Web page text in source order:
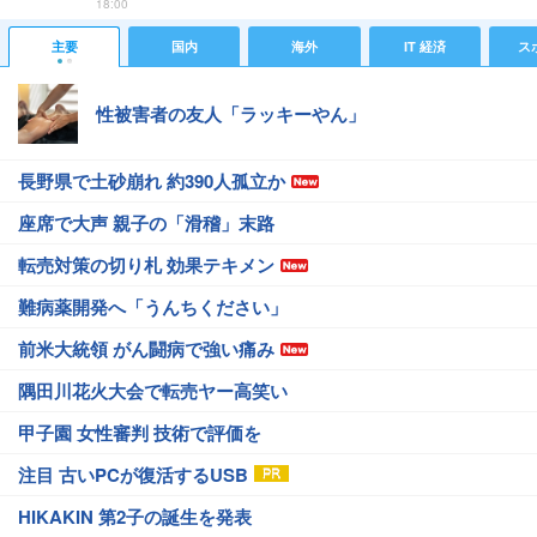
18:00
主要 国内 海外 IT 経済 ス
性被害者の友人「ラッキーやん」
長野県で土砂崩れ 約390人孤立か
座席で大声 親子の「滑稽」末路
転売対策の切り札 効果テキメン
難病薬開発へ「うんちください」
前米大統領 がん闘病で強い痛み
隅田川花火大会で転売ヤー高笑い
甲子園 女性審判 技術で評価を
注目 古いPCが復活するUSB
HIKAKIN 第2子の誕生を発表